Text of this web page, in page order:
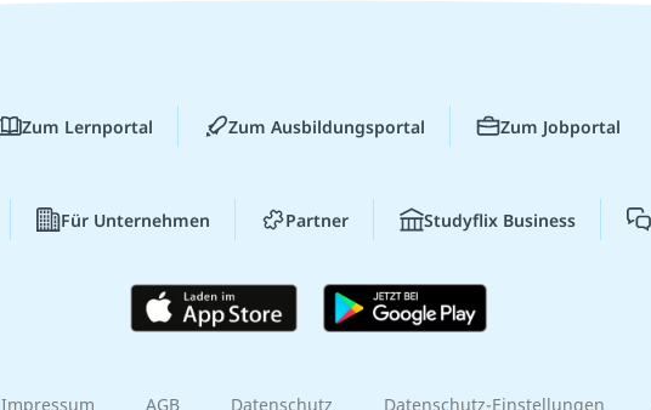
Zum Lernportal Zum Ausbildungsportal Zum Jobportal
Für Unternehmen Partner Studyflix Business
Impressum AGB Datenschutz Datenschutz-Einstellungen